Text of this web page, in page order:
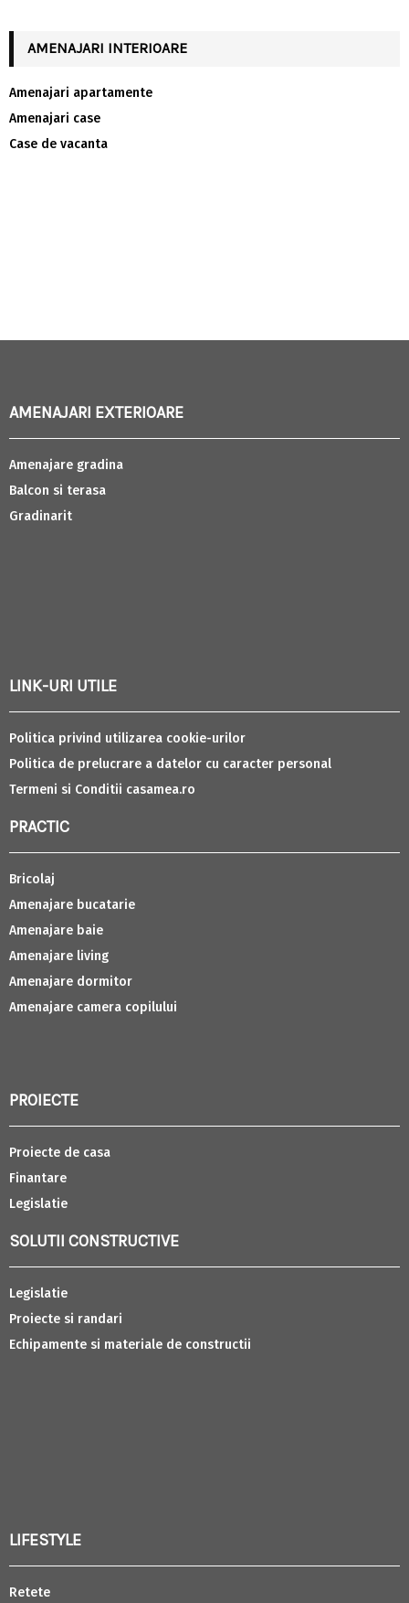
AMENAJARI INTERIOARE
Amenajari apartamente
Amenajari case
Case de vacanta
AMENAJARI EXTERIOARE
Amenajare gradina
Balcon si terasa
Gradinarit
LINK-URI UTILE
Politica privind utilizarea cookie-urilor
Politica de prelucrare a datelor cu caracter personal
Termeni si Conditii casamea.ro
PRACTIC
Bricolaj
Amenajare bucatarie
Amenajare baie
Amenajare living
Amenajare dormitor
Amenajare camera copilului
PROIECTE
Proiecte de casa
Finantare
Legislatie
SOLUTII CONSTRUCTIVE
Legislatie
Proiecte si randari
Echipamente si materiale de constructii
LIFESTYLE
Retete